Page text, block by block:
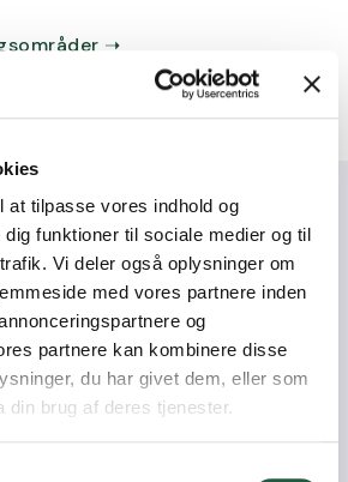
at tilpasse vores indhold og
funktioner til sociale medier og til
Vi deler også oplysninger om
med vores partnere inden
og
partnere kan kombinere disse
du har givet dem, eller som
din brug af deres tjenester.
➝
nyt